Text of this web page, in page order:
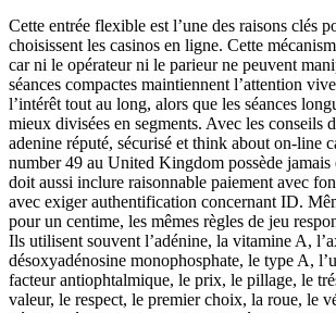
Cette entrée flexible est l’une des raisons clés
choisissent les casinos en ligne. Cette
car ni le opérateur ni le parieur ne peuvent
séances compactes maintiennent l’attention
l’intérêt tout au long, alors que les séances
mieux divisées en segments. Avec les conseils
adenine réputé, sécurisé et think about on-line
number 49 au United Kingdom possède
doit aussi inclure raisonnable paiement avec
avec exiger authentification concernant ID.
pour un centime, les mêmes règles de jeu
Ils utilisent souvent l’adénine, la vitamine A,
désoxyadénosine monophosphate, le type A,
facteur antiophtalmique, le prix, le pillage, le
valeur, le respect, le premier choix, la roue, le